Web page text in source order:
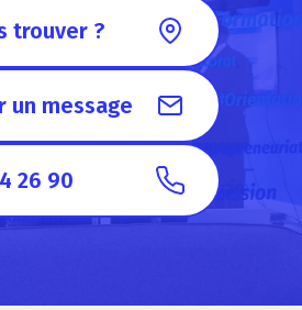
trouver ?
un message
26 90